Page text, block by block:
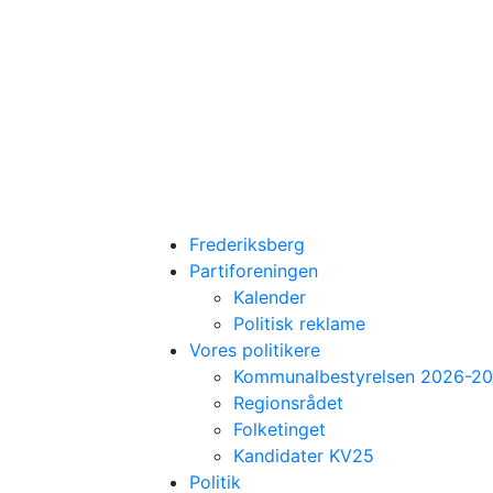
Frederiksberg
Partiforeningen
Kalender
Politisk reklame
Vores politikere
Kommunalbestyrelsen 2026-
Regionsrådet
Folketinget
Kandidater KV25
Politik